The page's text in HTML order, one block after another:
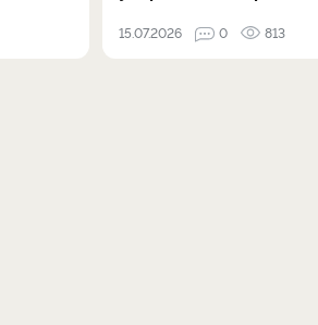
15.07.2026 0 813